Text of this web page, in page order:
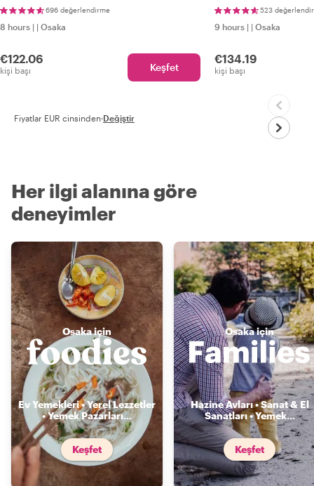
696 değerlendirme
8 hours | | Osaka
€122.06
kişi başı Keşfet
523
9 hours | | Osaka
€134.19
kişi başı
Fiyatlar EUR cinsinden·Değiştir
Her ilgi alanına göre
deneyimler
Osaka için
Ev Yemekleri • Yerel Lezzetler
• Yemek Pazarları...
Keşfet
Osaka için
Hazine Avları • Sanat & El
Sanatları • Yemek...
Keşfet